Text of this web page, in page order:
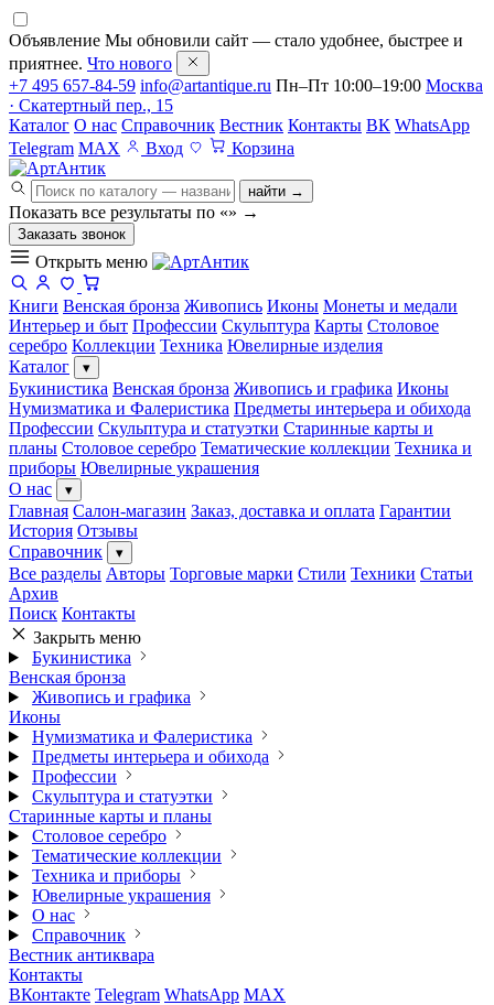
Объявление Мы обновили сайт — стало удобнее, быстрее и
приятнее. Что нового
+7 495 657-84-59 info@artantique.ru Пн–Пт 10:00–19:00 Москва
· Скатертный пер., 15
Каталог О нас Справочник Вестник Контакты ВК WhatsApp
Telegram MAX Вход Корзина
найти →
Показать все результаты по «» →
Заказать звонок
Открыть меню
Книги Венская бронза Живопись Иконы Монеты и медали
Интерьер и быт Профессии Скульптура Карты Столовое
серебро Коллекции Техника Ювелирные изделия
Каталог
▾
Букинистика Венская бронза Живопись и графика Иконы
Нумизматика и Фалеристика Предметы интерьера и обихода
Профессии Скульптура и статуэтки Старинные карты и
планы Столовое серебро Тематические коллекции Техника и
приборы Ювелирные украшения
О нас
▾
Главная Салон-магазин Заказ, доставка и оплата Гарантии
История Отзывы
Справочник
▾
Все разделы Авторы Торговые марки Стили Техники Статьи
Архив
Поиск Контакты
Закрыть меню
Букинистика
Венская бронза
Живопись и графика
Иконы
Нумизматика и Фалеристика
Предметы интерьера и обихода
Профессии
Скульптура и статуэтки
Старинные карты и планы
Столовое серебро
Тематические коллекции
Техника и приборы
Ювелирные украшения
О нас
Справочник
Вестник антиквара
Контакты
ВКонтакте Telegram WhatsApp MAX